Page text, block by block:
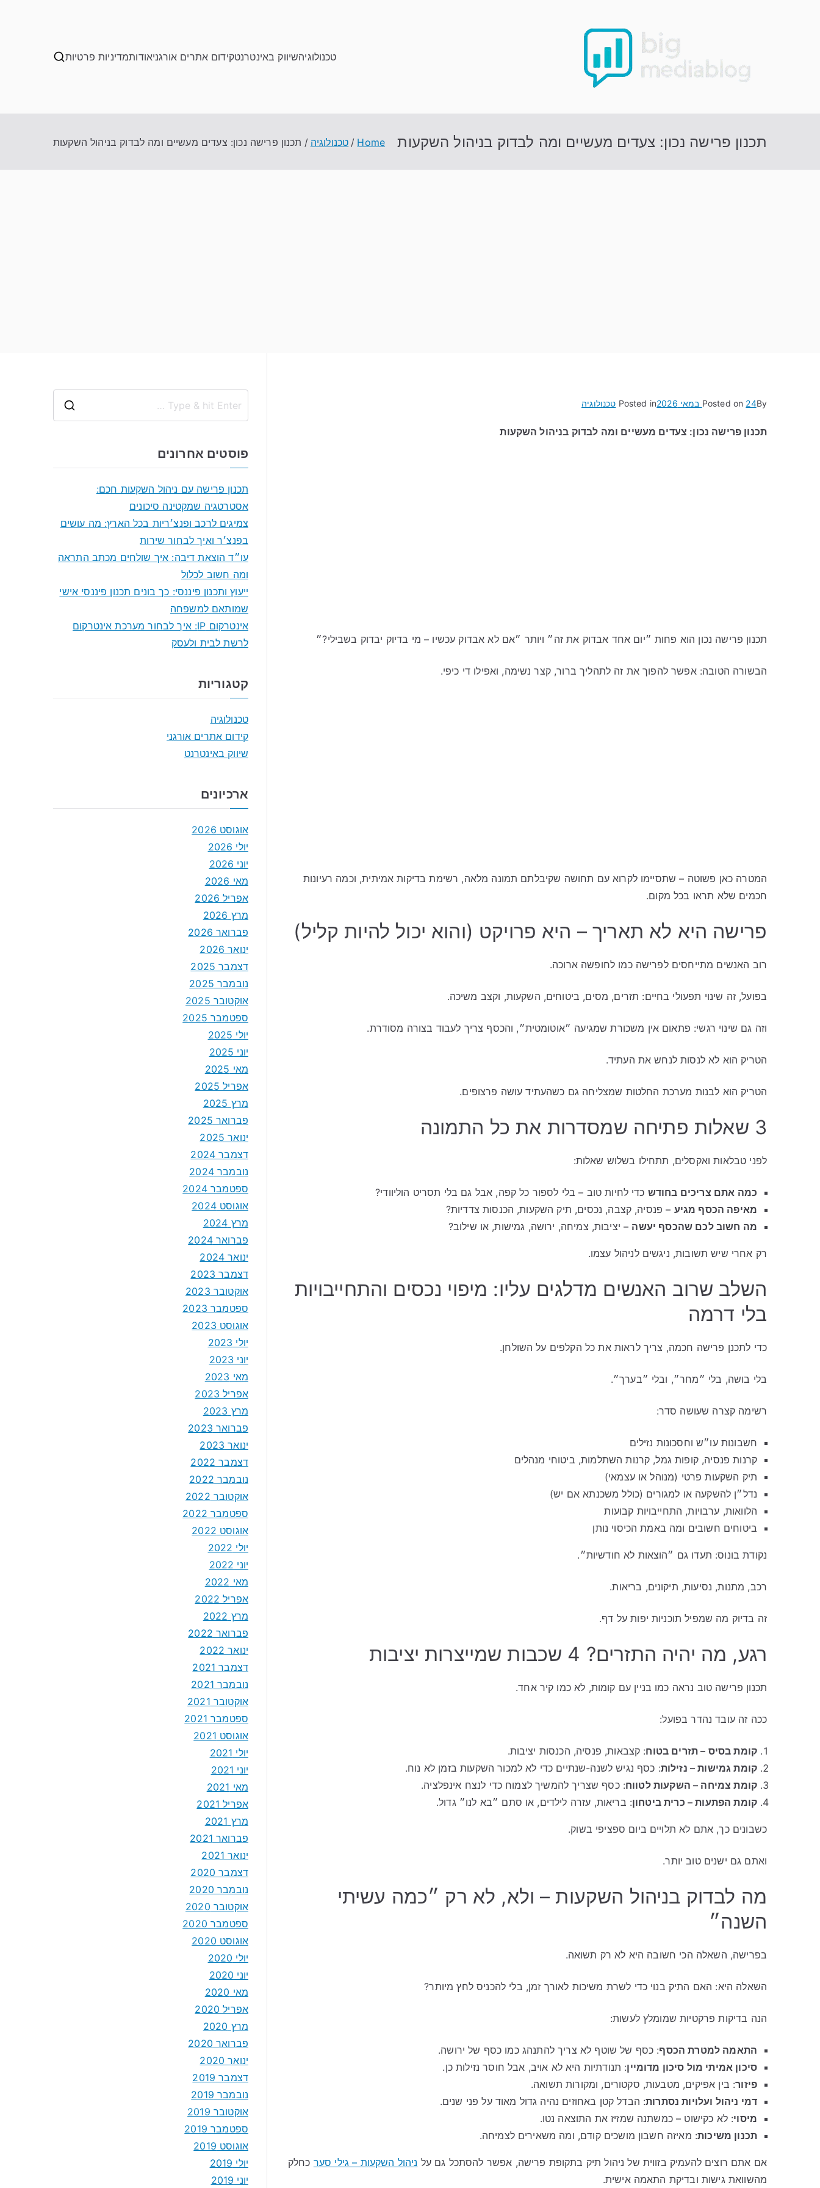
טכנולוגיהשיווק באינטרנטקידום אתרים אורגניאודותמדיניות פרטיות
תכנון פרישה נכון: צעדים מעשיים ומה לבדוק בניהול השקעות Home טכנולוגיה תכנון פרישה נכון: צעדים מעשיים ומה לבדוק בניהול השקעות
By
Posted on 24 במאי 2026 Posted in טכנולוגיה
תכנון פרישה נכון: צעדים מעשיים ומה לבדוק בניהול השקעות
תכנון פרישה נכון הוא פחות ״יום אחד אבדוק את זה״ ויותר ״אם לא אבדוק עכשיו – מי בדיוק יבדוק בשבילי?״
הבשורה הטובה: אפשר להפוך את זה לתהליך ברור, קצר נשימה, ואפילו די כיפי.
המטרה כאן פשוטה – שתסיימו לקרוא עם תחושה שקיבלתם תמונה מלאה, רשימת בדיקות אמיתית, וכמה רעיונות
חכמים שלא תראו בכל מקום.
פרישה היא לא תאריך – היא פרויקט (והוא יכול להיות קליל)
רוב האנשים מתייחסים לפרישה כמו לחופשה ארוכה.
בפועל, זה שינוי תפעולי בחיים: תזרים, מסים, ביטוחים, השקעות, וקצב משיכה.
וזה גם שינוי רגשי: פתאום אין משכורת שמגיעה ״אוטומטית״, והכסף צריך לעבוד בצורה מסודרת.
הטריק הוא לא לנסות לנחש את העתיד.
הטריק הוא לבנות מערכת החלטות שמצליחה גם כשהעתיד עושה פרצופים.
3 שאלות פתיחה שמסדרות את כל התמונה
לפני טבלאות ואקסלים, תתחילו בשלוש שאלות:
כמה אתם צריכים בחודש כדי לחיות טוב – בלי לספור כל קפה, אבל גם בלי תסריט הוליוודי?
מאיפה הכסף מגיע – פנסיה, קצבה, נכסים, תיק השקעות, הכנסות צדדיות?
מה חשוב לכם שהכסף יעשה – יציבות, צמיחה, ירושה, גמישות, או שילוב?
רק אחרי שיש תשובות, ניגשים לניהול עצמו.
השלב שרוב האנשים מדלגים עליו: מיפוי נכסים והתחייבויות
בלי דרמה
כדי לתכנן פרישה חכמה, צריך לראות את כל הקלפים על השולחן.
בלי בושה, בלי ״מחר״, ובלי ״בערך״.
רשימה קצרה שעושה סדר:
חשבונות עו״ש וחסכונות נזילים
קרנות פנסיה, קופות גמל, קרנות השתלמות, ביטוחי מנהלים
תיק השקעות פרטי (מנוהל או עצמאי)
נדל״ן להשקעה או למגורים (כולל משכנתא אם יש)
הלוואות, ערבויות, התחייבויות קבועות
ביטוחים חשובים ומה באמת הכיסוי נותן
נקודת בונוס: תעדו גם ״הוצאות לא חודשיות״.
רכב, מתנות, נסיעות, תיקונים, בריאות.
זה בדיוק מה שמפיל תוכניות יפות על דף.
רגע, מה יהיה התזרים? 4 שכבות שמייצרות יציבות
תכנון פרישה טוב נראה כמו בניין עם קומות, לא כמו קיר אחד.
ככה זה עובד נהדר בפועל:
קומת בסיס – תזרים בטוח: קצבאות, פנסיה, הכנסות יציבות.
קומת גמישות – נזילות: כסף נגיש לשנה-שנתיים כדי לא למכור השקעות בזמן לא נוח.
קומת צמיחה – השקעות לטווח: כסף שצריך להמשיך לצמוח כדי לנצח אינפלציה.
קומת הפתעות – כרית ביטחון: בריאות, עזרה לילדים, או סתם ״בא לנו״ גדול.
כשבונים כך, אתם לא תלויים ביום ספציפי בשוק.
ואתם גם ישנים טוב יותר.
מה לבדוק בניהול השקעות – ולא, לא רק ״כמה עשיתי
השנה״
בפרישה, השאלה הכי חשובה היא לא רק תשואה.
השאלה היא: האם התיק בנוי כדי לשרת משיכות לאורך זמן, בלי להכניס לחץ מיותר?
הנה בדיקות פרקטיות שמומלץ לעשות:
התאמה למטרת הכסף: כסף של שוטף לא צריך להתנהג כמו כסף של ירושה.
סיכון אמיתי מול סיכון מדומיין: תנודתיות היא לא אויב, אבל חוסר נזילות כן.
פיזור: בין אפיקים, מטבעות, סקטורים, ומקורות תשואה.
דמי ניהול ועלויות נסתרות: הבדל קטן באחוזים נהיה גדול מאוד על פני שנים.
מיסוי: לא כקישוט – כמשתנה שמזיז את התוצאה נטו.
תכנון משיכות: מאיזה חשבון מושכים קודם, ומה משאירים לצמיחה.
אם אתם רוצים להעמיק בזווית של ניהול תיק בתקופת פרישה, אפשר להסתכל גם על ניהול השקעות – גילי סער כחלק
מהשוואת גישות ובדיקת התאמה אישית.
פוסטים אחרונים
תכנון פרישה עם ניהול השקעות חכם:
אסטרטגיה שמקטינה סיכונים
צמיגים לרכב ופנצ׳ריות בכל הארץ: מה עושים
בפנצ׳ר ואיך לבחור שירות
עו״ד הוצאת דיבה: איך שולחים מכתב התראה
ומה חשוב לכלול
ייעוץ ותכנון פיננסי: כך בונים תכנון פיננסי אישי
שמותאם למשפחה
אינטרקום IP: איך לבחור מערכת אינטרקום
לרשת לבית ולעסק
קטגוריות
טכנולוגיה
קידום אתרים אורגני
שיווק באינטרנט
ארכיונים
אוגוסט 2026
יולי 2026
יוני 2026
מאי 2026
אפריל 2026
מרץ 2026
פברואר 2026
ינואר 2026
דצמבר 2025
נובמבר 2025
אוקטובר 2025
ספטמבר 2025
יולי 2025
יוני 2025
מאי 2025
אפריל 2025
מרץ 2025
פברואר 2025
ינואר 2025
דצמבר 2024
נובמבר 2024
ספטמבר 2024
אוגוסט 2024
מרץ 2024
פברואר 2024
ינואר 2024
דצמבר 2023
אוקטובר 2023
ספטמבר 2023
אוגוסט 2023
יולי 2023
יוני 2023
מאי 2023
אפריל 2023
מרץ 2023
פברואר 2023
ינואר 2023
דצמבר 2022
נובמבר 2022
אוקטובר 2022
ספטמבר 2022
אוגוסט 2022
יולי 2022
יוני 2022
מאי 2022
אפריל 2022
מרץ 2022
פברואר 2022
ינואר 2022
דצמבר 2021
נובמבר 2021
אוקטובר 2021
ספטמבר 2021
אוגוסט 2021
יולי 2021
יוני 2021
מאי 2021
אפריל 2021
מרץ 2021
פברואר 2021
ינואר 2021
דצמבר 2020
נובמבר 2020
אוקטובר 2020
ספטמבר 2020
אוגוסט 2020
יולי 2020
יוני 2020
מאי 2020
אפריל 2020
מרץ 2020
פברואר 2020
ינואר 2020
דצמבר 2019
נובמבר 2019
אוקטובר 2019
ספטמבר 2019
אוגוסט 2019
יולי 2019
יוני 2019